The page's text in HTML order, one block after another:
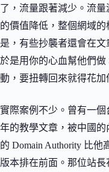
了，流量跟著減少。流量
的價值降低，整個網域
是，有些抄襲者還會在
於是用你的心血幫他們
動，要扭轉回來就得花加
實際案例不少。曾有一
年的教學文章，被中國
的 Domain Authority 比他
版本排在前面。那位站長